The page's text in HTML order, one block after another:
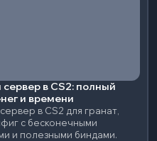
в CS2: полный
и времени
в CS2 для гранат,
с бесконечными
и полезными биндами.